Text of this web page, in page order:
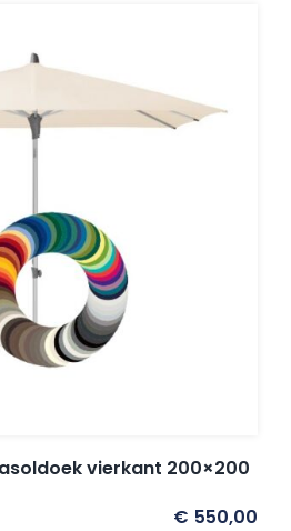
vierkant 200×200
€ 550,00